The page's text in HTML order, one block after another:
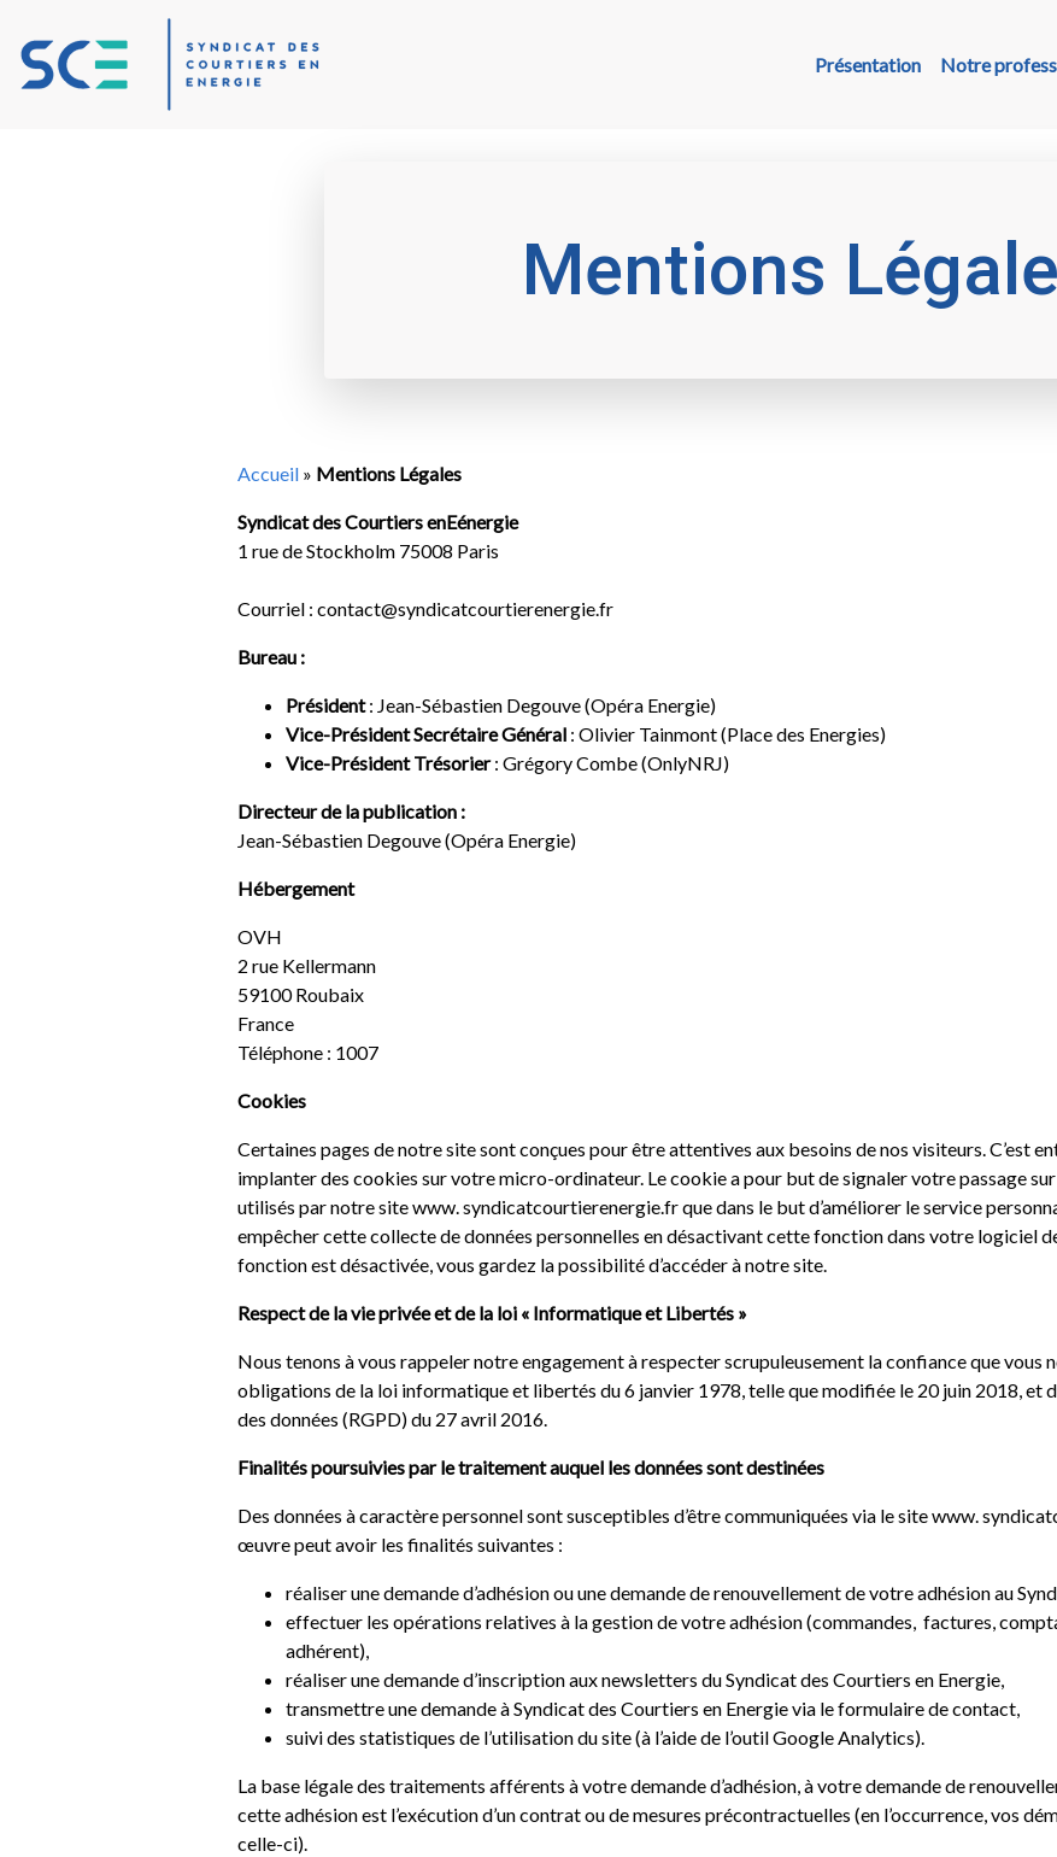
Présentation Notre
Mentions
Accueil » Mentions Légales
Syndicat des Courtiers enEénergie
1 rue de Stockholm 75008 Paris
Courriel : contact@syndicatcourtierenergie.fr
Bureau :
Président: Jean-Sébastien Degouve (Opéra Energie)
Vice-Président Secrétaire Général : Olivier Tainmont (Place des Energies)
Vice-Président Trésorier: Grégory Combe (OnlyNRJ)
Directeur de la publication :
Jean-Sébastien Degouve (Opéra Energie)
Hébergement
OVH
2 rue Kellermann
59100 Roubaix
France
Téléphone : 1007
Cookies
Certaines pages de notre site sont conçues pour être attentives aux besoins de nos visiteurs. C’est
implanter des cookies sur votre micro-ordinateur. Le cookie a pour but de signaler votre passage
utilisés par notre site www. syndicatcourtierenergie.fr que dans le but d’améliorer le service
empêcher cette collecte de données personnelles en désactivant cette fonction dans votre logiciel
fonction est désactivée, vous gardez la possibilité d’accéder à notre site.
Respect de la vie privée et de la loi « Informatique et Libertés »
Nous tenons à vous rappeler notre engagement à respecter scrupuleusement la confiance que vous
obligations de la loi informatique et libertés du 6 janvier 1978, telle que modifiée le 20 juin 2018, et
des données (RGPD) du 27 avril 2016.
Finalités poursuivies par le traitement auquel les données sont destinées
Des données à caractère personnel sont susceptibles d’être communiquées via le site www.
œuvre peut avoir les finalités suivantes :
réaliser une demande d’adhésion ou une demande de renouvellement de votre adhésion au
effectuer les opérations relatives à la gestion de votre adhésion (commandes, factures,
adhérent),
réaliser une demande d’inscription aux newsletters du Syndicat des Courtiers en Energie,
transmettre une demande à Syndicat des Courtiers en Energie via le formulaire de contact,
suivi des statistiques de l’utilisation du site (à l’aide de l’outil Google Analytics).
La base légale des traitements afférents à votre demande d’adhésion, à votre demande de
cette adhésion est l’exécution d’un contrat ou de mesures précontractuelles (en l’occurrence, vos
celle-ci).